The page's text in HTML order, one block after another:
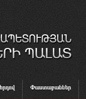
Փաստաբաններ